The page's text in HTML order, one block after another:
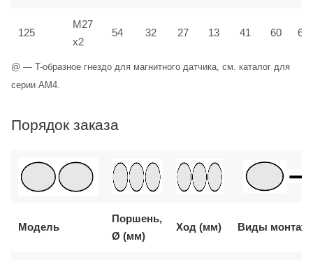
125
M27
x2
54 32 27 13 41 60 6,5
@ — T-образное гнездо для магнитного датчика, см. каталог для
серии AM4.
Порядок заказа
Модель
Поршень,
Ø (мм)
Ход (мм) Виды